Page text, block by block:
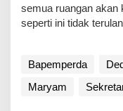
semua ruangan akan
seperti ini tidak
Bapemperda
Maryam